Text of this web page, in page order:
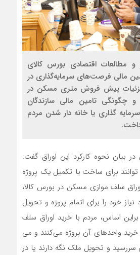
و مطالعات اقتصادی بورس کالای
مالی فرصت‌های سرمایه‌گذاری در
پیش فروش متری مسکن در
و چگونگی تامین مالی سازندگان
گذاری یا خانه دار شدن مردم
بیان نحوه کارکرد این اوراق گفت:
برای ساخت یا تکمیل یک پروژه
سلف موازی مسکن در بورس کالا،
خود را برای اتمام پروژه و تحویل
اساس، مردم با خرید اوراق سلف
واحدهای آن پروژه می‌کنند و می
سررسید و تحویل ملک نگه دارند یا در